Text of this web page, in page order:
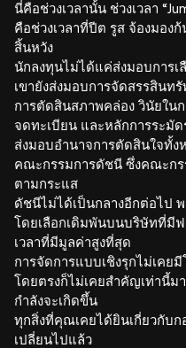
นี่คือช่วงเวลานั้น ช่วงเวลา
คือช่วงเวลาที่ปีต รูส จ้องมอง
สิ้นหวัง
นักลงทุนไม่ได้แค่ส่งมอบการเ
เขายังส่งมอบการจัดสรรสินท
การตัดสินสภาพคล่อง วินัยใน
จดทะเบียน และหลักการระมั
ส่งมอบอำนาจการตัดสินใจทั้
คณะกรรมการดัชนี ซึ่งคณะกร
ตามกระแส
ดัชนีไม่ได้เป็นกลางอีกต่อไป
โดยเลือกเดิมพันบนบริษัทที่มี
เวลาที่มีมูลค่าสูงที่สุด
การจัดการแบบเชิงรุกไม่เคย
โดยตรงก็ไม่เคยสำคัญเท่านี้ม
กำลังจะเกิดขึ้น
ทุกสิ่งที่คุณเคยได้ยินเกี่ยวกับ
เปลี่ยนไปแล้ว